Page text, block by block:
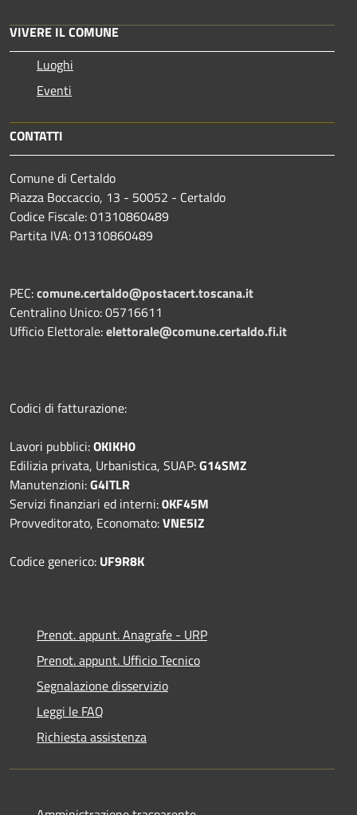
VIVERE IL COMUNE
Luoghi
Eventi
CONTATTI
Comune di Certaldo
Piazza Boccaccio, 13 - 50052 - Certaldo
Codice Fiscale: 01310860489
Partita IVA: 01310860489
PEC:comune.certaldo@postacert.toscana.it
Centralino Unico: 05716611
Ufficio Elettorale:elettorale@comune.certaldo.fi.it
Codici di fatturazione:
Lavori pubblici:OKIKH0
Edilizia privata, Urbanistica, SUAP:G14SMZ
Manutenzioni:G4ITLR
Servizi finanziari ed interni:0KF45M
Provveditorato, Economato:VNE5IZ
Codice generico: UF9R8K
Prenot. appunt. Anagrafe - URP
Prenot. appunt. Ufficio Tecnico
Segnalazione disservizio
Leggi le FAQ
Richiesta assistenza